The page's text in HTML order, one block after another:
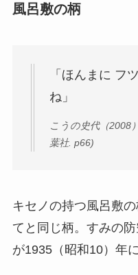
風呂敷の柄
「ほんまに フ
ね」
こうの史代（2008
葉社. p66)
キセノの持つ風呂敷
てと同じ柄。すみの
が1935（昭和10）年